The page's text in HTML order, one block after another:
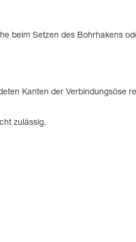
beim Setzen des Bohrhakens
Kanten der Verbindungsöse
zulässig.